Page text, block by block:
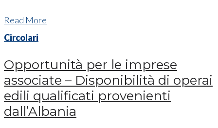
Read More
Circolari
Opportunità per le imprese
associate – Disponibilità di operai
edili qualificati provenienti
dall’Albania